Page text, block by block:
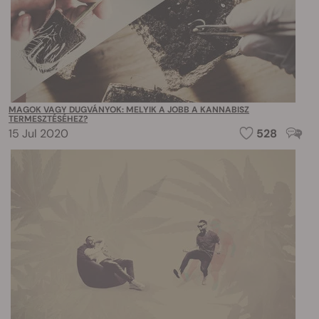
MAGOK VAGY DUGVÁNYOK: MELYIK A JOBB A KANNABISZ
TERMESZTÉSÉHEZ?
15 Jul 2020 528